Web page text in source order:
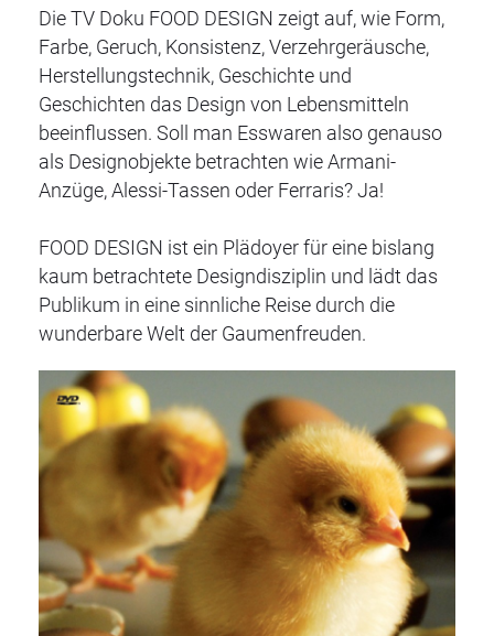
Die TV Doku FOOD DESIGN zeigt auf, wie Form,
Farbe, Geruch, Konsistenz, Verzehrgeräusche,
Herstellungstechnik, Geschichte und
Geschichten das Design von Lebensmitteln
beeinflussen. Soll man Esswaren also genauso
als Designobjekte betrachten wie Armani-
Anzüge, Alessi-Tassen oder Ferraris? Ja!
FOOD DESIGN ist ein Plädoyer für eine bislang
kaum betrachtete Designdisziplin und lädt das
Publikum in eine sinnliche Reise durch die
wunderbare Welt der Gaumenfreuden.